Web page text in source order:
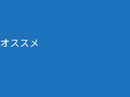
ススメ